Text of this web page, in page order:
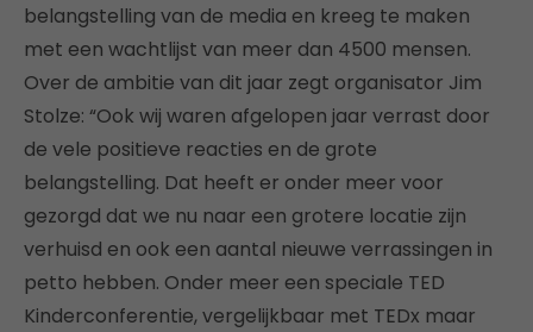
belangstelling van de media en kreeg te maken
met een wachtlijst van meer dan 4500 mensen.
Over de ambitie van dit jaar zegt organisator Jim
Stolze: “Ook wij waren afgelopen jaar verrast door
de vele positieve reacties en de grote
belangstelling. Dat heeft er onder meer voor
gezorgd dat we nu naar een grotere locatie zijn
verhuisd en ook een aantal nieuwe verrassingen in
petto hebben. Onder meer een speciale TED
Kinderconferentie, vergelijkbaar met TEDx maar